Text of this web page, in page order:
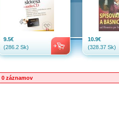
9.5€
(286.2 Sk)
10.9€
(328.37 Sk)
0 záznamov